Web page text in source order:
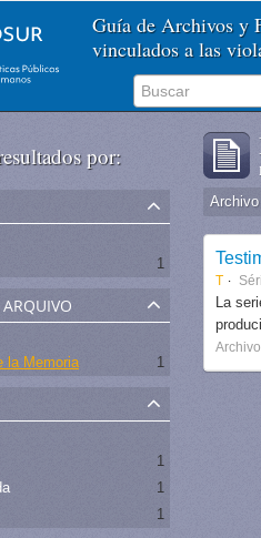
Guía de Archivos y
vinculados a las
por:
1
la Memoria
1
1
1
1
T
La